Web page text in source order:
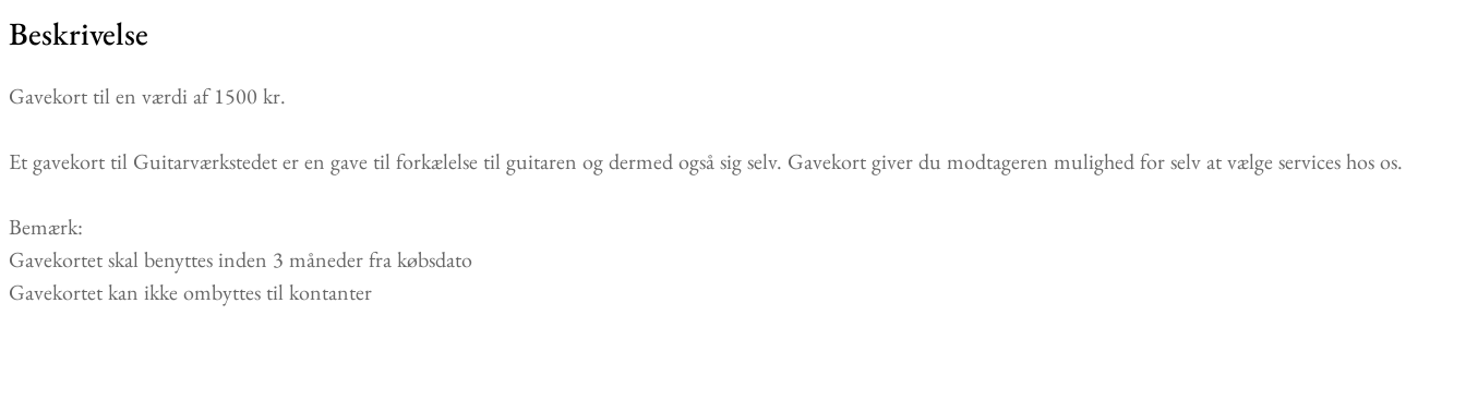
Beskrivelse
Gavekort til en værdi af 1500 kr.
Et gavekort til Guitarværkstedet er en gave til forkælelse til guitaren og dermed også sig selv. Gavekort giver du modtageren mulighed for selv at vælge services hos os.
Bemærk:
Gavekortet skal benyttes inden 3 måneder fra købsdato
Gavekortet kan ikke ombyttes til kontanter